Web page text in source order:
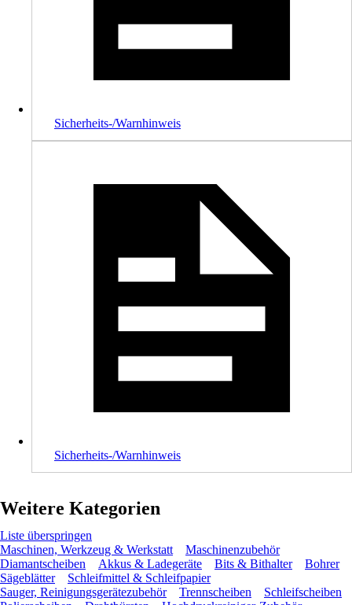
Sicherheits-/Warnhinweis
Sicherheits-/Warnhinweis
Weitere Kategorien
Liste überspringen
Maschinen, Werkzeug & Werkstatt
Maschinenzubehör
Diamantscheiben
Akkus & Ladegeräte Bits & Bithalter
Bohrer
Sägeblätter
Schleifmittel & Schleifpapier
Sauger, Reinigungsgerätezubehör
Trennscheiben
Schleifscheiben